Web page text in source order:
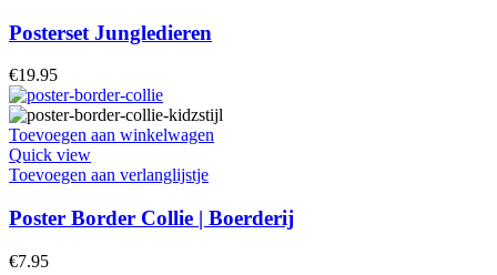
Posterset Jungledieren
€19.95
Toevoegen aan winkelwagen
Quick view
Toevoegen aan verlanglijstje
Poster Border Collie | Boerderij
€7.95